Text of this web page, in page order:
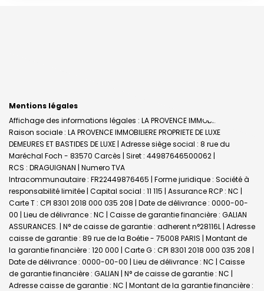
Mentions légales
Affichage des informations légales : LA PROVENCE IMMOBILIERE |
Raison sociale : LA PROVENCE IMMOBILIERE PROPRIETE DE LUXE
DEMEURES ET BASTIDES DE LUXE | Adresse siège social : 8 rue du
Maréchal Foch - 83570 Carcès | Siret : 44987646500062 |
RCS : DRAGUIGNAN | Numero TVA
Intracommunautaire : FR22449876465 | Forme juridique : Société à
responsabilité limitée | Capital social : 11 115 | Assurance RCP : NC |
Carte T : CPI 8301 2018 000 035 208 | Date de délivrance : 0000-00-
00 | Lieu de délivrance : NC | Caisse de garantie financière : GALIAN
ASSURANCES. | N° de caisse de garantie : adherent n°28116L | Adresse
caisse de garantie : 89 rue de la Boétie - 75008 PARIS | Montant de
la garantie financière : 120 000 | Carte G : CPI 8301 2018 000 035 208 |
Date de délivrance : 0000-00-00 | Lieu de délivrance : NC | Caisse
de garantie financière : GALIAN | N° de caisse de garantie : NC |
Adresse caisse de garantie : NC | Montant de la garantie financière :